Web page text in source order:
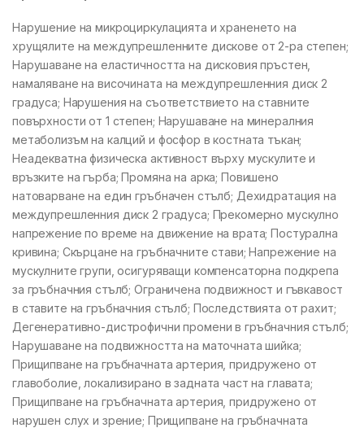
Нарушение на микроциркулацията и храненето на
хрущялите на междупрешленните дискове от 2-ра степен;
Нарушаване на еластичността на дисковия пръстен,
намаляване на височината на междупрешленния диск 2
градуса; Нарушения на съответствието на ставните
повърхности от 1 степен; Нарушаване на минералния
метаболизъм на калций и фосфор в костната тъкан;
Неадекватна физическа активност върху мускулите и
връзките на гърба; Промяна на арка; Повишено
натоварване на един гръбначен стълб; Дехидратация на
междупрешленния диск 2 градуса; Прекомерно мускулно
напрежение по време на движение на врата; Постурална
кривина; Скърцане на гръбначните стави; Напрежение на
мускулните групи, осигуряващи компенсаторна подкрепа
за гръбначния стълб; Ограничена подвижност и гъвкавост
в ставите на гръбначния стълб; Последствията от рахит;
Дегенеративно-дистрофични промени в гръбначния стълб;
Нарушаване на подвижността на маточната шийка;
Прищипване на гръбначната артерия, придружено от
главоболие, локализирано в задната част на главата;
Прищипване на гръбначната артерия, придружено от
нарушен слух и зрение; Прищипване на гръбначната